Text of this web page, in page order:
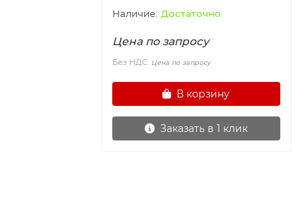
Достаточно
Цена по запросу
Без НДС: Цена по запросу
В корзину
Заказать в 1 клик